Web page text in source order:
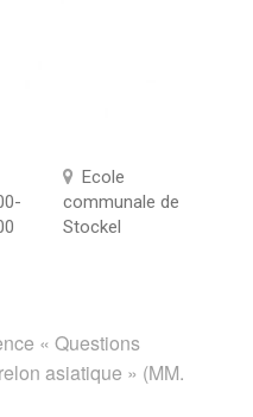
Ecole
communale de
Stockel
« Questions
asiatique » (MM.